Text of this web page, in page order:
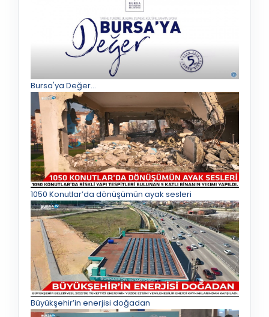
Bursa'ya Değer...
1050 Konutlar’da dönüşümün ayak sesleri
Büyükşehir’in enerjisi doğadan